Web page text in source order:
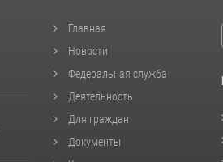
Главная
Новости
Федеральная служба
Деятельность
Для граждан
Документы